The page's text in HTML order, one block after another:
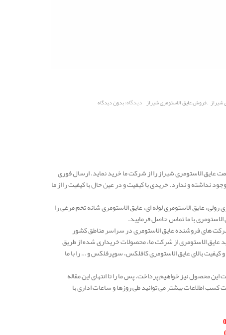
شیراز ,فروش عایق الاستومری شیراز دیدگاه:بدون دیدگاه
عایق الاستومری شیراز را از شرکت ما خرید نماید. ارسال فوری
نداشته و ندارد. خریدی با کیفیت و در عین حال با کیفیت را از ما
عایق الاستومری لوله ای، عایق الاستومری شانه تخم مرغی را
با ما تماس حاصل فرمایید.
یکی از معتبرترین شرکت های فروشنده عایق الاستومری در سراسر مناطق کشور
الاستومری از شرکت ما، محصولات خریداری شده از طریق
بالای عایق الاستومری کافلکس، سوپرفلکس و … را با ما
محصول نیز خواهیم پرداخت. پس ما را تا انتهای این مقاله
اطلاعات بیشتر می توانید طی روزها و ساعات اداری با